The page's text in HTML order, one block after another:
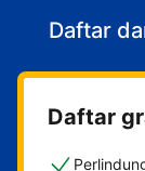
Daftar
Daftar